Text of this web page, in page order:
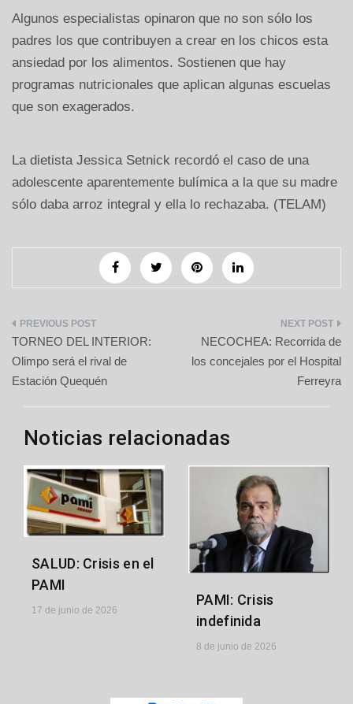
Algunos especialistas opinaron que no son sólo los
padres los que contribuyen a crear en los chicos esta
ansiedad por los alimentos. Sostienen que hay
programas nutricionales que aplican algunas escuelas
que son exagerados.
La dietista Jessica Setnick recordó el caso de una
adolescente aparentemente bulímica a la que su madre
sólo daba arroz integral y ella lo rechazaba. (TELAM)
Navegación
de
entradas
TORNEO DEL INTERIOR:
Olimpo será el rival de
Estación Quequén
NECOCHEA: Recorrida de
los concejales por el Hospital
Ferreyra
Noticias relacionadas
SALUD: Crisis en el
PAMI
17 de junio de 2026
PAMI: Crisis
indefinida
8 de junio de 2026